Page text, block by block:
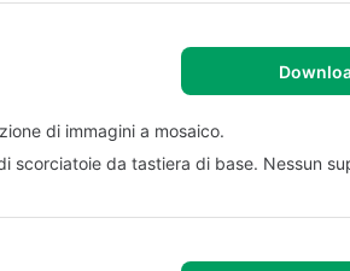
di immagini a mosaico.
scorciatoie da tastiera di base. Nessun